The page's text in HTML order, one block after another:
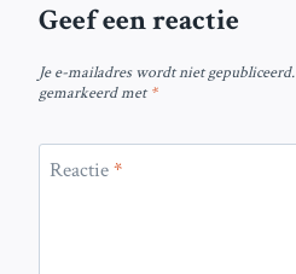
Geef een reactie
Je e-mailadres wordt niet gepubliceerd.
gemarkeerd met*
Reactie*